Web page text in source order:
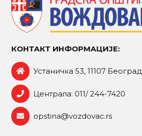
КОНТАКТ ИНФОРМАЦИЈЕ:
Устаничка 53, 11107 Београд
Централа: 011/ 244-7420
opstina@vozdovac.rs